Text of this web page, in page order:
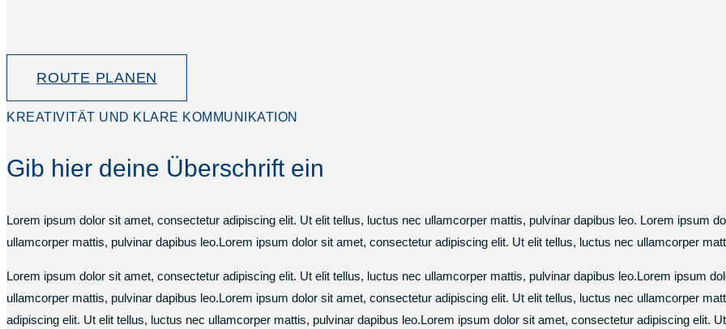
ROUTE PLANEN
KREATIVITÄT UND KLARE KOMMUNIKATION
Gib hier deine Überschrift ein
Lorem ipsum dolor sit amet, consectetur adipiscing elit. Ut elit tellus, luctus nec ullamcorper mattis, pulvinar dapibus leo. Lorem ipsum
ullamcorper mattis, pulvinar dapibus leo.Lorem ipsum dolor sit amet, consectetur adipiscing elit. Ut elit tellus, luctus nec ullamcorper
Lorem ipsum dolor sit amet, consectetur adipiscing elit. Ut elit tellus, luctus nec ullamcorper mattis, pulvinar dapibus leo.Lorem ipsum
ullamcorper mattis, pulvinar dapibus leo.Lorem ipsum dolor sit amet, consectetur adipiscing elit. Ut elit tellus, luctus nec ullamcorper
adipiscing elit. Ut elit tellus, luctus nec ullamcorper mattis, pulvinar dapibus leo.Lorem ipsum dolor sit amet, consectetur adipiscing elit.